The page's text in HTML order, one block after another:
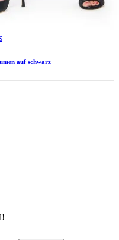
auf schwarz